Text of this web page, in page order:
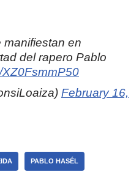
en
del rapero Pablo
February 16,
PABLO HASÉL